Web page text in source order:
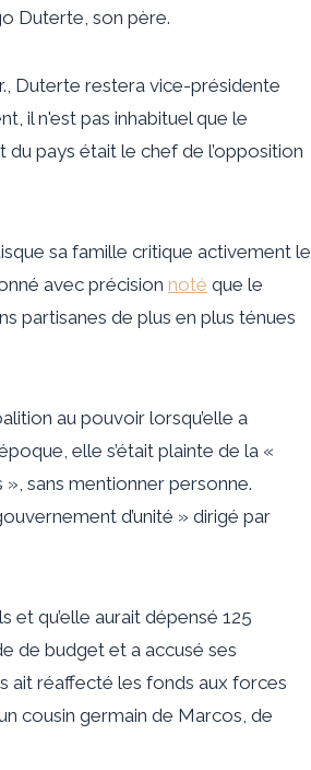
Duterte, son père.
Duterte restera vice-présidente
il n'est pas inhabituel que le
pays était le chef de l’opposition
sa famille critique activement le
avec précision noté que le
partisanes de plus en plus ténues
au pouvoir lorsqu’elle a
elle s’était plainte de la «
sans mentionner personne.
d’unité » dirigé par
et qu’elle aurait dépensé 125
de budget et a accusé ses
ait réaffecté les fonds aux forces
cousin germain de Marcos, de